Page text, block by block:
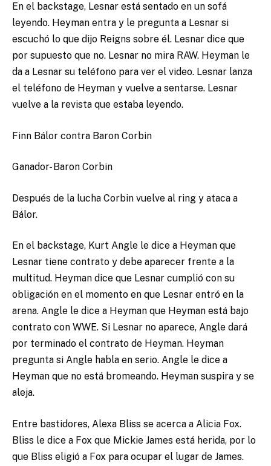
En el backstage, Lesnar está sentado en un sofá
leyendo. Heyman entra y le pregunta a Lesnar si
escuchó lo que dijo Reigns sobre él. Lesnar dice que
por supuesto que no. Lesnar no mira RAW. Heyman le
da a Lesnar su teléfono para ver el video. Lesnar lanza
el teléfono de Heyman y vuelve a sentarse. Lesnar
vuelve a la revista que estaba leyendo.
Finn Bálor contra Baron Corbin
Ganador- Baron Corbin
Después de la lucha Corbin vuelve al ring y ataca a
Bálor.
En el backstage, Kurt Angle le dice a Heyman que
Lesnar tiene contrato y debe aparecer frente a la
multitud. Heyman dice que Lesnar cumplió con su
obligación en el momento en que Lesnar entró en la
arena. Angle le dice a Heyman que Heyman está bajo
contrato con WWE. Si Lesnar no aparece, Angle dará
por terminado el contrato de Heyman. Heyman
pregunta si Angle habla en serio. Angle le dice a
Heyman que no está bromeando. Heyman suspira y se
aleja.
Entre bastidores, Alexa Bliss se acerca a Alicia Fox.
Bliss le dice a Fox que Mickie James está herida, por lo
que Bliss eligió a Fox para ocupar el lugar de James.